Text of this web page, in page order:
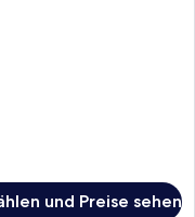
und Preise sehen